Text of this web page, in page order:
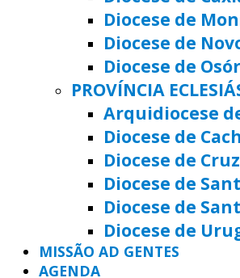
Diocese de
Diocese de
Diocese de
PROVÍNCIA
Arquidiocese
Diocese de
Diocese de
Diocese de
Diocese de
Diocese de
MISSÃO AD GENTES
AGENDA